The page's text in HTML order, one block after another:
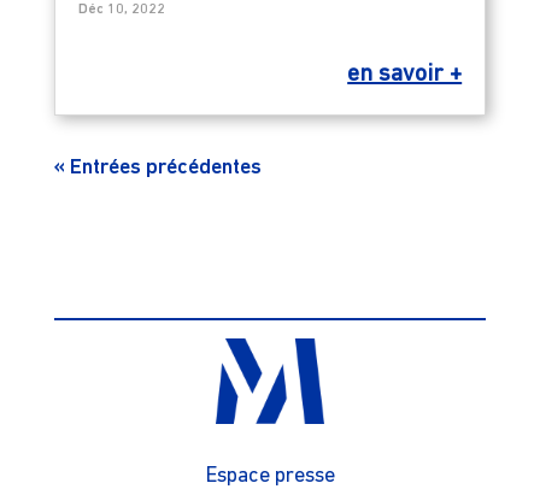
Déc 10, 2022
en savoir +
« Entrées précédentes
Espace presse